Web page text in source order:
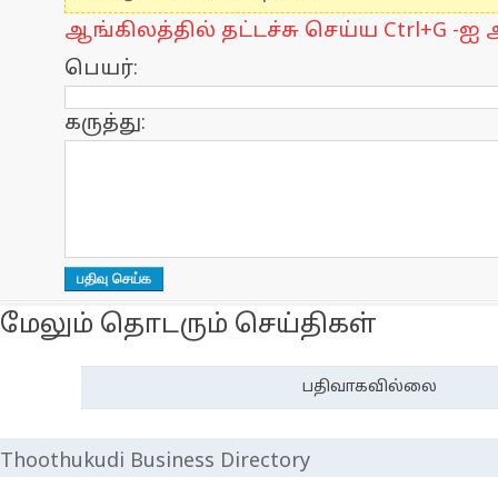
ஆங்கிலத்தில் தட்டச்சு செய்ய Ctrl+G -ஐ
பெயர்:
கருத்து:
மேலும் தொடரும் செய்திகள்
பதிவாகவில்லை
Thoothukudi Business Directory